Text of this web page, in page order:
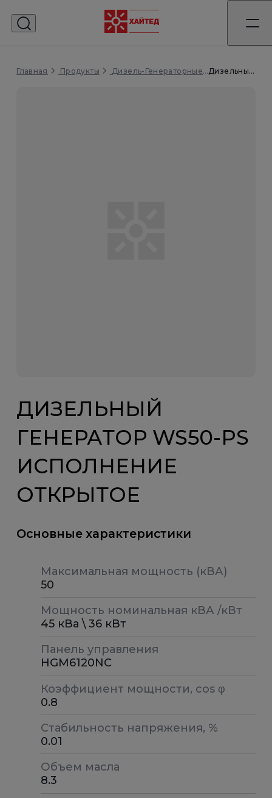
Главная Продукты Дизель-Генераторные Установки (ДГУ) Дизельный генератор WS50-PS исполнение Открытое
ДИЗЕЛЬНЫЙ
ГЕНЕРАТОР WS50-PS
ИСПОЛНЕНИЕ
ОТКРЫТОЕ
Основные характеристики
Максимальная мощность (кВА)
50
Мощность номинальная кВА /кВт
45 кВа \ 36 кВт
Панель управления
HGM6120NC
Коэффициент мощности, cos φ
0.8
Стабильность напряжения, %
0.01
Объем масла
8.3